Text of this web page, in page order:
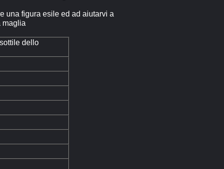
una figura esile ed ad aiutarvi a
maglia
dello